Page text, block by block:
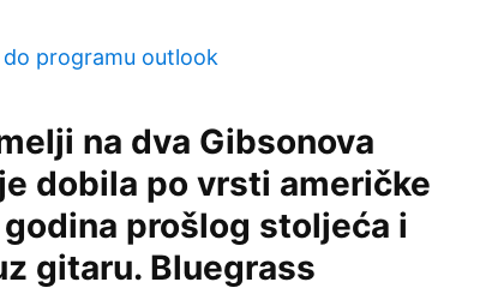
programu outlook
na dva Gibsonova
dobila po vrsti američke
prošlog stoljeća i
gitaru. Bluegrass